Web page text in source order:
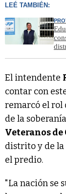
LEÉ TAMBIÉN:
El intendente
contar con
remarcó el rol
de la
Veteranos
distrito y de
el predio.
"La nación se